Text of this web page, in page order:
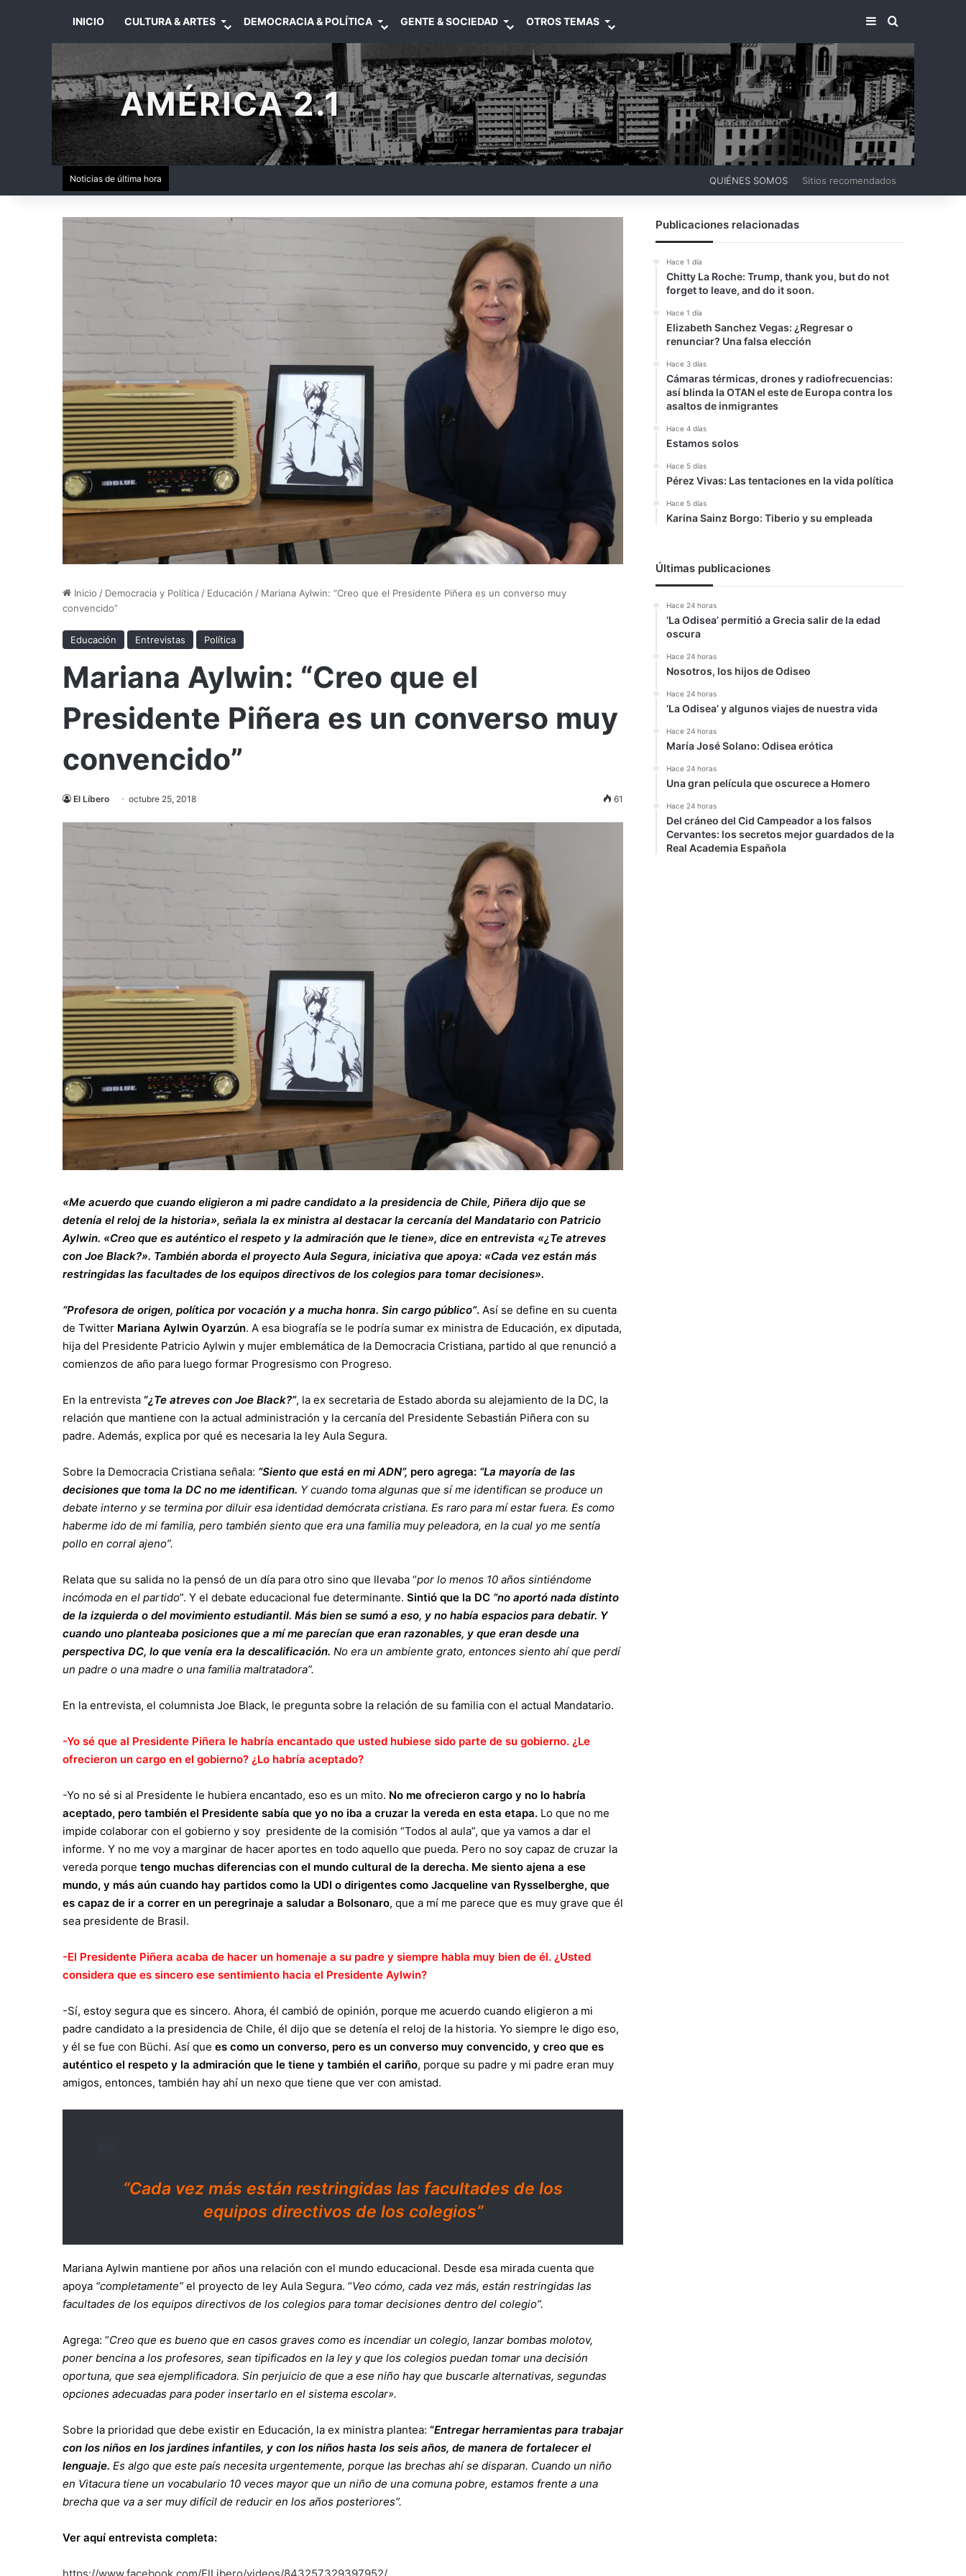
INICIO CULTURA & ARTES DEMOCRACIA & POLÍTICA GENTE & SOCIEDAD OTROS TEMAS BARRA LATERAL
BUSCAR
AMÉRICA 2.1
Noticias de última hora QUIÉNES SOMOS Sitios recomendados
Inicio / Democracia y Política/ Educación / Mariana Aylwin: “Creo que el Presidente Piñera es un converso muy
convencido”
Educación Entrevistas Política
Mariana Aylwin: “Creo que el
Presidente Piñera es un converso muy
convencido”
El Líbero octubre 25, 2018 61
«Me acuerdo que cuando eligieron a mi padre candidato a la presidencia de Chile, Piñera dijo que se
detenía el reloj de la historia», señala la ex ministra al destacar la cercanía del Mandatario con Patricio
Aylwin. «Creo que es auténtico el respeto y la admiración que le tiene», dice en entrevista «¿Te atreves
con Joe Black?». También aborda el proyecto Aula Segura, iniciativa que apoya: «Cada vez están más
restringidas las facultades de los equipos directivos de los colegios para tomar decisiones».
“Profesora de origen, política por vocación y a mucha honra. Sin cargo público”. Así se define en su cuenta
de Twitter Mariana Aylwin Oyarzún. A esa biografía se le podría sumar ex ministra de Educación, ex diputada,
hija del Presidente Patricio Aylwin y mujer emblemática de la Democracia Cristiana, partido al que renunció a
comienzos de año para luego formar Progresismo con Progreso.
En la entrevista “¿Te atreves con Joe Black?”, la ex secretaria de Estado aborda su alejamiento de la DC, la
relación que mantiene con la actual administración y la cercanía del Presidente Sebastián Piñera con su
padre. Además, explica por qué es necesaria la ley Aula Segura.
Sobre la Democracia Cristiana señala: “Siento que está en mi ADN”, pero agrega: “La mayoría de las
decisiones que toma la DC no me identifican. Y cuando toma algunas que sí me identifican se produce un
debate interno y se termina por diluir esa identidad demócrata cristiana. Es raro para mí estar fuera. Es como
haberme ido de mi familia, pero también siento que era una familia muy peleadora, en la cual yo me sentía
pollo en corral ajeno”.
Relata que su salida no la pensó de un día para otro sino que llevaba “por lo menos 10 años sintiéndome
incómoda en el partido”. Y el debate educacional fue determinante. Sintió que la DC “no aportó nada distinto
de la izquierda o del movimiento estudiantil. Más bien se sumó a eso, y no había espacios para debatir. Y
cuando uno planteaba posiciones que a mí me parecían que eran razonables, y que eran desde una
perspectiva DC, lo que venía era la descalificación. No era un ambiente grato, entonces siento ahí que perdí
un padre o una madre o una familia maltratadora”.
En la entrevista, el columnista Joe Black, le pregunta sobre la relación de su familia con el actual Mandatario.
-Yo sé que al Presidente Piñera le habría encantado que usted hubiese sido parte de su gobierno. ¿Le
ofrecieron un cargo en el gobierno? ¿Lo habría aceptado?
-Yo no sé si al Presidente le hubiera encantado, eso es un mito. No me ofrecieron cargo y no lo habría
aceptado, pero también el Presidente sabía que yo no iba a cruzar la vereda en esta etapa. Lo que no me
impide colaborar con el gobierno y soy presidente de la comisión “Todos al aula”, que ya vamos a dar el
informe. Y no me voy a marginar de hacer aportes en todo aquello que pueda. Pero no soy capaz de cruzar la
vereda porque tengo muchas diferencias con el mundo cultural de la derecha. Me siento ajena a ese
mundo, y más aún cuando hay partidos como la UDI o dirigentes como Jacqueline van Rysselberghe, que
es capaz de ir a correr en un peregrinaje a saludar a Bolsonaro, que a mí me parece que es muy grave que él
sea presidente de Brasil.
-El Presidente Piñera acaba de hacer un homenaje a su padre y siempre habla muy bien de él. ¿Usted
considera que es sincero ese sentimiento hacia el Presidente Aylwin?
-Sí, estoy segura que es sincero. Ahora, él cambió de opinión, porque me acuerdo cuando eligieron a mi
padre candidato a la presidencia de Chile, él dijo que se detenía el reloj de la historia. Yo siempre le digo eso,
y él se fue con Büchi. Así que es como un converso, pero es un converso muy convencido, y creo que es
auténtico el respeto y la admiración que le tiene y también el cariño, porque su padre y mi padre eran muy
amigos, entonces, también hay ahí un nexo que tiene que ver con amistad.
“Cada vez más están restringidas las facultades de los
equipos directivos de los colegios”
Mariana Aylwin mantiene por años una relación con el mundo educacional. Desde esa mirada cuenta que
apoya “completamente” el proyecto de ley Aula Segura. “Veo cómo, cada vez más, están restringidas las
facultades de los equipos directivos de los colegios para tomar decisiones dentro del colegio”.
Agrega: “Creo que es bueno que en casos graves como es incendiar un colegio, lanzar bombas molotov,
poner bencina a los profesores, sean tipificados en la ley y que los colegios puedan tomar una decisión
oportuna, que sea ejemplificadora. Sin perjuicio de que a ese niño hay que buscarle alternativas, segundas
opciones adecuadas para poder insertarlo en el sistema escolar».
Sobre la prioridad que debe existir en Educación, la ex ministra plantea: “Entregar herramientas para trabajar
con los niños en los jardines infantiles, y con los niños hasta los seis años, de manera de fortalecer el
lenguaje. Es algo que este país necesita urgentemente, porque las brechas ahí se disparan. Cuando un niño
en Vitacura tiene un vocabulario 10 veces mayor que un niño de una comuna pobre, estamos frente a una
brecha que va a ser muy difícil de reducir en los años posteriores”.
Ver aquí entrevista completa:
Publicaciones relacionadas
Hace 1 día
Chitty La Roche: Trump, thank you, but do not
forget to leave, and do it soon.
Hace 1 día
Elizabeth Sanchez Vegas: ¿Regresar o
renunciar? Una falsa elección
Hace 3 días
Cámaras térmicas, drones y radiofrecuencias:
así blinda la OTAN el este de Europa contra los
asaltos de inmigrantes
Hace 4 días
Estamos solos
Hace 5 días
Pérez Vivas: Las tentaciones en la vida política
Hace 5 días
Karina Sainz Borgo: Tiberio y su empleada
Últimas publicaciones
Hace 24 horas
‘La Odisea’ permitió a Grecia salir de la edad
oscura
Hace 24 horas
Nosotros, los hijos de Odiseo
Hace 24 horas
‘La Odisea’ y algunos viajes de nuestra vida
Hace 24 horas
María José Solano: Odisea erótica
Hace 24 horas
Una gran película que oscurece a Homero
Hace 24 horas
Del cráneo del Cid Campeador a los falsos
Cervantes: los secretos mejor guardados de la
Real Academia Española